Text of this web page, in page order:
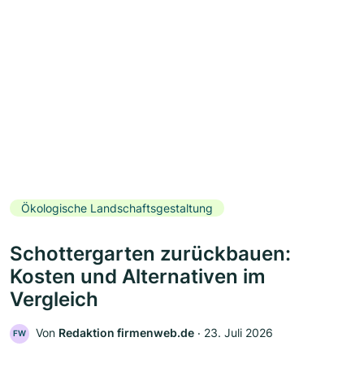
Ökologische Landschaftsgestaltung
Schottergarten zurückbauen:
Kosten und Alternativen im
Vergleich
FW Von Redaktion firmenweb.de ‧ 23. Juli 2026